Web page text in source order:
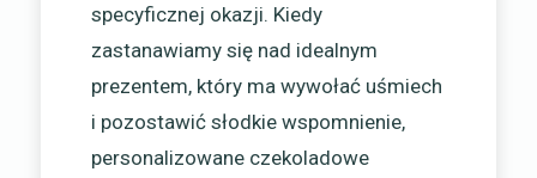
specyficznej okazji. Kiedy
zastanawiamy się nad idealnym
prezentem, który ma wywołać uśmiech
i pozostawić słodkie wspomnienie,
personalizowane czekoladowe